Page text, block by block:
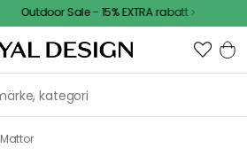
Outdoor Sale - 15% EXTRA rabatt
Mattor